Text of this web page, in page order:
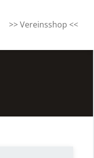
>> Vereinsshop <<